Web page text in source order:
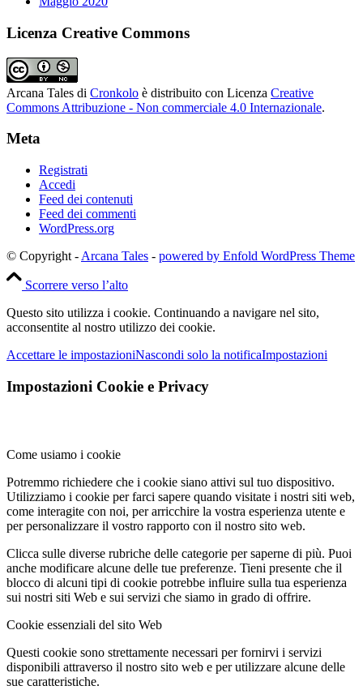
Licenza Creative Commons
Arcana Tales di Cronkolo è distribuito con Licenza Creative
Commons Attribuzione - Non commerciale 4.0 Internazionale.
Meta
Registrati
Accedi
Feed dei contenuti
Feed dei commenti
WordPress.org
© Copyright - Arcana Tales - powered by Enfold WordPress Theme
Scorrere verso l’alto
Questo sito utilizza i cookie. Continuando a navigare nel sito,
acconsentite al nostro utilizzo dei cookie.
Accettare le impostazioniNascondi solo la notificaImpostazioni
Impostazioni Cookie e Privacy
Come usiamo i cookie
Potremmo richiedere che i cookie siano attivi sul tuo dispositivo.
Utilizziamo i cookie per farci sapere quando visitate i nostri siti web,
come interagite con noi, per arricchire la vostra esperienza utente e
per personalizzare il vostro rapporto con il nostro sito web.
Clicca sulle diverse rubriche delle categorie per saperne di più. Puoi
anche modificare alcune delle tue preferenze. Tieni presente che il
blocco di alcuni tipi di cookie potrebbe influire sulla tua esperienza
sui nostri siti Web e sui servizi che siamo in grado di offrire.
Cookie essenziali del sito Web
Questi cookie sono strettamente necessari per fornirvi i servizi
disponibili attraverso il nostro sito web e per utilizzare alcune delle
sue caratteristiche.